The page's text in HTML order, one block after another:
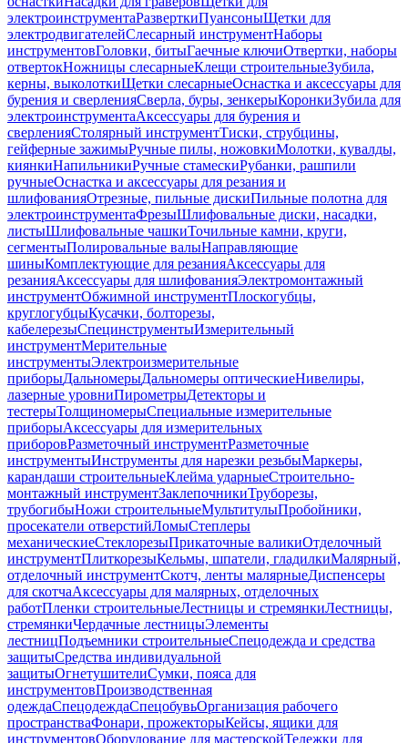
электроинструментаРазверткиПуансоныЩетки для
электродвигателейСлесарный инструментНаборы
инструментовГоловки, битыГаечные ключиОтвертки, наборы
отвертокНожницы слесарныеКлещи строительныеЗубила,
керны, выколоткиЩетки слесарныеОснастка и аксессуары для
бурения и сверленияСверла, буры, зенкерыКоронкиЗубила для
электроинструментаАксессуары для бурения и
сверленияСтолярный инструментТиски, струбцины,
гейферные зажимыРучные пилы, ножовкиМолотки, кувалды,
киянкиНапильникиРучные стамескиРубанки, рашпили
ручныеОснастка и аксессуары для резания и
шлифованияОтрезные, пильные дискиПильные полотна для
электроинструментаФрезыШлифовальные диски, насадки,
листыШлифовальные чашкиТочильные камни, круги,
сегментыПолировальные валыНаправляющие
шиныКомплектующие для резанияАксессуары для
резанияАксессуары для шлифованияЭлектромонтажный
инструментОбжимной инструментПлоскогубцы,
круглогубцыКусачки, болторезы,
кабелерезыСпецинструментыИзмерительный
инструментМерительные
инструментыЭлектроизмерительные
приборыДальномерыДальномеры оптическиеНивелиры,
лазерные уровниПирометрыДетекторы и
тестерыТолщиномерыСпециальные измерительные
приборыАксессуары для измерительных
приборовРазметочный инструментРазметочные
инструментыИнструменты для нарезки резьбыМаркеры,
карандаши строительныеКлейма ударныеСтроительно-
монтажный инструментЗаклепочникиТруборезы,
трубогибыНожи строительныеМультитулыПробойники,
просекатели отверстийЛомыСтеплеры
механическиеСтеклорезыПрикаточные валикиОтделочный
инструментПлиткорезыКельмы, шпатели, гладилкиМалярный,
отделочный инструментСкотч, ленты малярныеДиспенсеры
для скотчаАксессуары для малярных, отделочных
работПленки строительныеЛестницы и стремянкиЛестницы,
стремянкиЧердачные лестницыЭлементы
лестницПодъемники строительныеСпецодежда и средства
защитыСредства индивидуальной
защитыОгнетушителиСумки, пояса для
инструментовПроизводственная
одеждаСпецодеждаСпецобувьОрганизация рабочего
пространстваФонари, прожекторыКейсы, ящики для
инструментовОборудование для мастерскойТележки для